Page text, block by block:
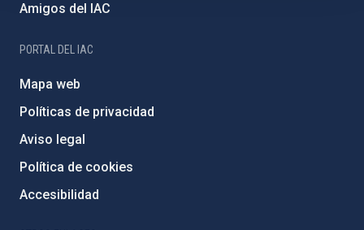
Amigos del IAC
PORTAL DEL IAC
Mapa web
Políticas de privacidad
Aviso legal
Política de cookies
Accesibilidad